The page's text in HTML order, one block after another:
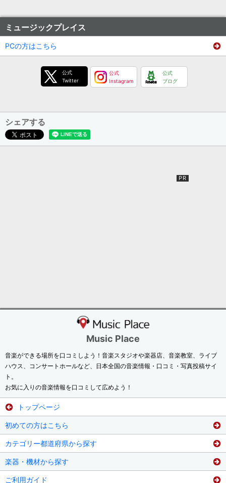
ミュージックプレイス
PCの方はこちら
公式
Twitter
公式
Instagram
公式
ブログ
シェアする
Music Place
音楽ができる場所を口コミしよう！音楽スタジオや楽器店、音楽教室、ライブ
ハウス、コンサートホールなど、日本全国の音楽情報・口コミ・写真投稿サイ
ト。
お気に入りの音楽情報を口コミして広めよう！
トップページ
初めての方はこちら
カテゴリー都道府県から探す
楽器・機材から探す
ご利用ガイド